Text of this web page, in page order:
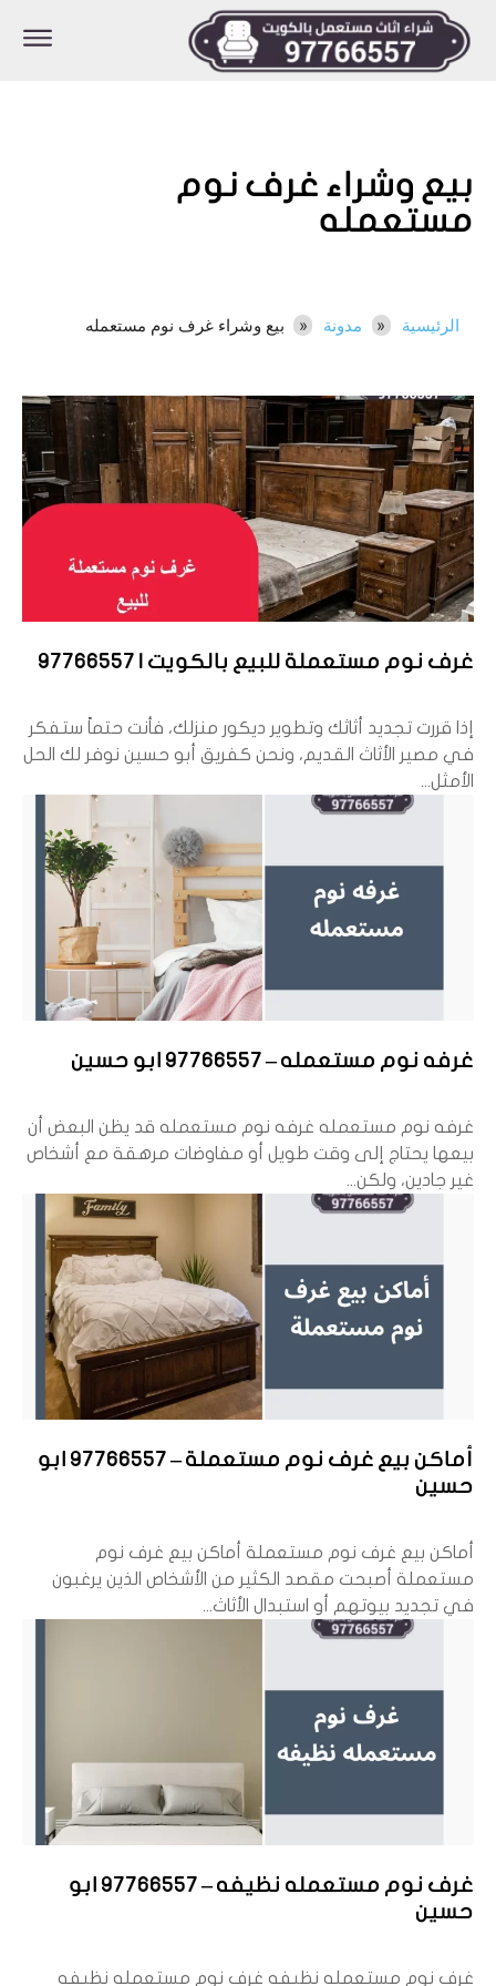
بيع وشراء غرف نوم
مستعمله
الرئيسية مدونة بيع وشراء غرف نوم مستعمله
غرف نوم مستعملة للبيع بالكويت | 97766557
إذا قررت تجديد أثاثك وتطوير ديكور منزلك، فأنت حتماً ستفكر
في مصير الأثاث القديم، ونحن كفريق أبو حسين نوفر لك الحل
الأمثل...
غرفه نوم مستعمله – 97766557 ابو حسين
غرفه نوم مستعمله غرفه نوم مستعمله قد يظن البعض أن
بيعها يحتاج إلى وقت طويل أو مفاوضات مرهقة مع أشخاص
غير جادين، ولكن...
أماكن بيع غرف نوم مستعملة – 97766557 ابو
حسين
أماكن بيع غرف نوم مستعملة أماكن بيع غرف نوم
مستعملة أصبحت مقصد الكثير من الأشخاص الذين يرغبون
في تجديد بيوتهم أو استبدال الأثاث...
غرف نوم مستعمله نظيفه – 97766557 ابو
حسين
غرف نوم مستعمله نظيفه غرف نوم مستعمله نظيفه